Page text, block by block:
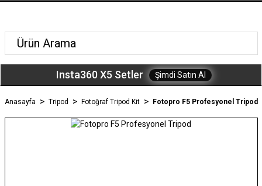
Insta360 X5 Setler Şimdi Satın Al
Anasayfa Tripod Fotoğraf Tripod Kit Fotopro F5 Profesyonel Tripod